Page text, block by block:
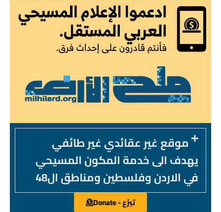
موقع غير عقائدي غير طائفي
يهدف الى خدمة المكون المسيحي
في الاردن وفلسطين ومناطق ال48
تبرّع - Donate